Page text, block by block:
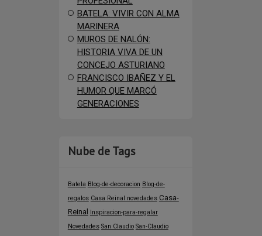
BATELA: VIVIR CON ALMA
MARINERA
MUROS DE NALÓN:
HISTORIA VIVA DE UN
CONCEJO ASTURIANO
FRANCISCO IBAÑEZ Y EL
HUMOR QUE MARCÓ
GENERACIONES
Nube de Tags
Batela Blog-de-decoracion Blog-de-
regalos Casa Reinal novedades Casa-
Reinal
Inspiracion-para-regalar
Novedades San Claudio San-Claudio